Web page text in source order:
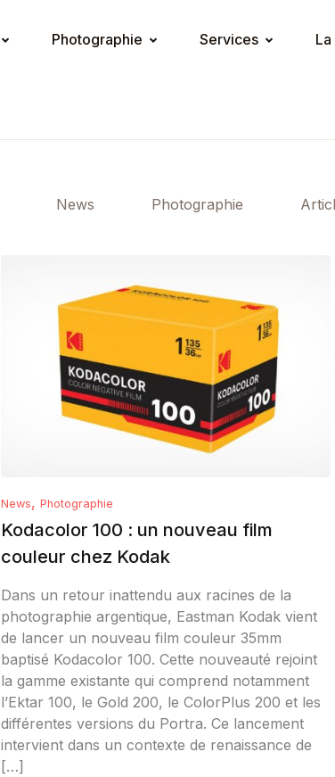
Photographie Services
News Photographie
News, Photographie
Kodacolor 100 : un nouveau film
couleur chez Kodak
Dans un retour inattendu aux racines de la
photographie argentique, Eastman Kodak vient
de lancer un nouveau film couleur 35mm
baptisé Kodacolor 100. Cette nouveauté rejoint
la gamme existante qui comprend notamment
l’Ektar 100, le Gold 200, le ColorPlus 200 et les
différentes versions du Portra. Ce lancement
intervient dans un contexte de renaissance de
[…]